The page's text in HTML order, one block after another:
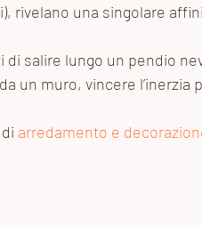
rivelano una singolare
di salire lungo un pendio
un muro, vincere l’inerzia
arredamento e